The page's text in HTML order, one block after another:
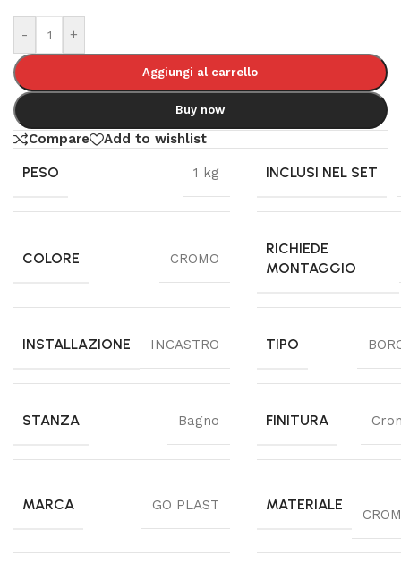
- +
Aggiungi al carrello
Buy now
Compare Add to wishlist
PESO 1 kg INCLUSI NEL SET
COLORE CROMO
RICHIEDE
MONTAGGIO
INSTALLAZIONE INCASTRO TIPO
STANZA Bagno FINITURA
MARCA GO PLAST MATERIALE